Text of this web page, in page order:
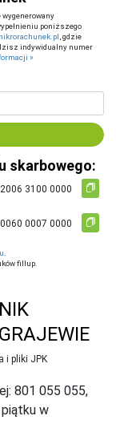
poniższego
, gdzie
indywidualny numer
»
skarbowego:
fillup.
i pliki JPK
801 055 055,
w